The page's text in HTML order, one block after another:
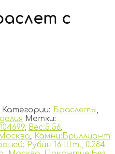
с
Категории: Браслеты,
Метки:
, Вес:5.56,
, Камни:Бриллиант
Рубин 16 Шт., 0.284